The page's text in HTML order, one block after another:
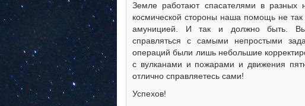
Земле работают спасателями в разных
космической стороны наша помощь не
амуницией. И так и должно быть. Вы
справляться с самыми непростыми
операций были лишь небольшие
с вулканами и пожарами и движения
отлично справляетесь сами!
Успехов!